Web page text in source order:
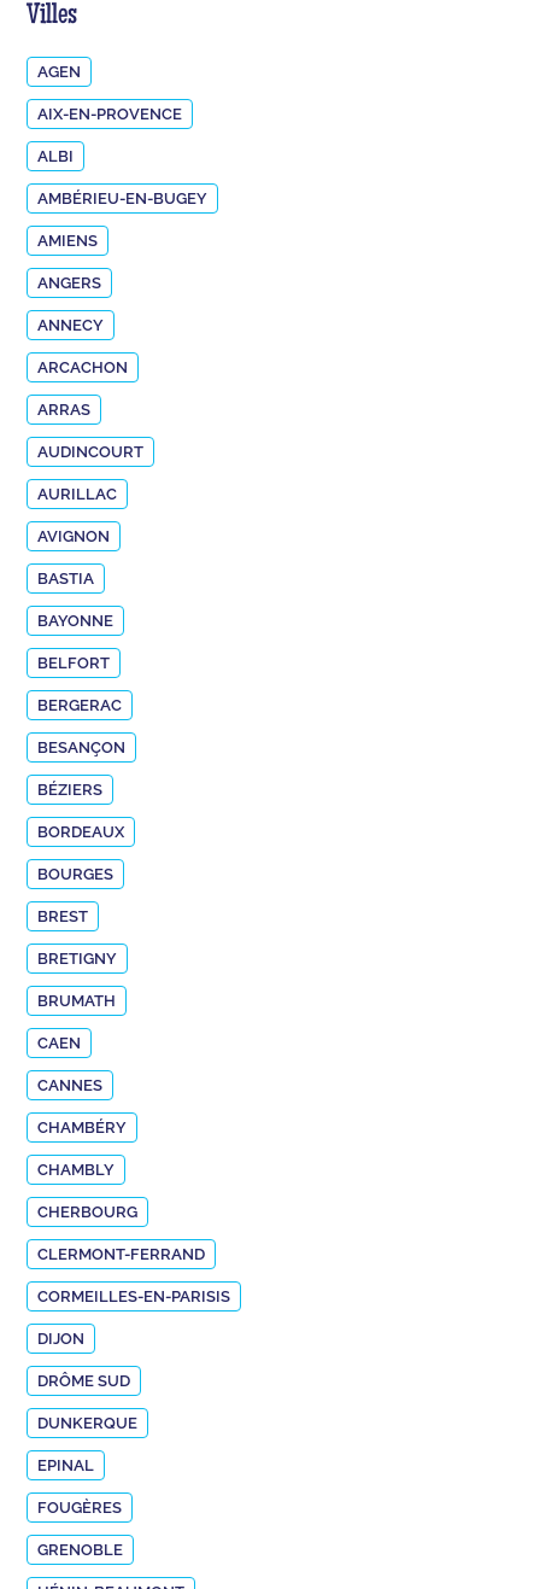
Villes
AGEN
AIX-EN-PROVENCE
ALBI
AMBÉRIEU-EN-BUGEY
AMIENS
ANGERS
ANNECY
ARCACHON
ARRAS
AUDINCOURT
AURILLAC
AVIGNON
BASTIA
BAYONNE
BELFORT
BERGERAC
BESANÇON
BÉZIERS
BORDEAUX
BOURGES
BREST
BRETIGNY
BRUMATH
CAEN
CANNES
CHAMBÉRY
CHAMBLY
CHERBOURG
CLERMONT-FERRAND
CORMEILLES-EN-PARISIS
DIJON
DRÔME SUD
DUNKERQUE
EPINAL
FOUGÈRES
GRENOBLE